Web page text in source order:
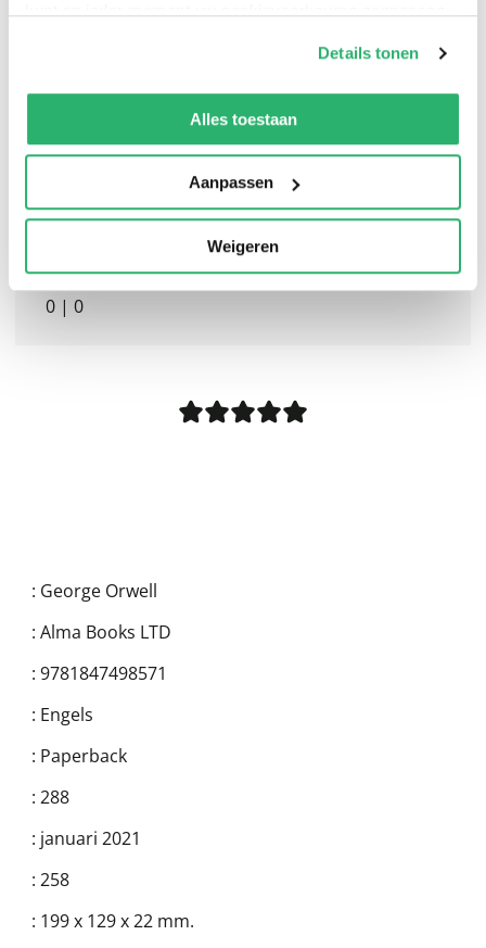
kunnen ontvangen en verwerken.
Details tonen
Alles toestaan
Aanpassen
Weigeren
live in.
0 | 0
: George Orwell
: Alma Books LTD
: 9781847498571
: Engels
: Paperback
: 288
: januari 2021
: 258
: 199 x 129 x 22 mm.